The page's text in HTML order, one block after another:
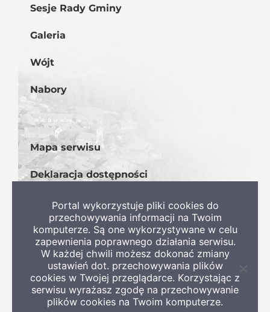
Sesje Rady Gminy
Galeria
Wójt
Nabory
Mapa serwisu
Deklaracja dostępności
Copyright 2022 Gmina Szczaniec
Portal wykorzystuje pliki cookies do
przechowywania informacji na Twoim
komputerze. Są one wykorzystywane w celu
zapewnienia poprawnego działania serwisu.
W każdej chwili możesz dokonać zmiany
ustawień dot. przechowywania plików
cookies w Twojej przeglądarce. Korzystając z
serwisu wyrażasz zgodę na przechowywanie
plików cookies na Twoim komputerze.